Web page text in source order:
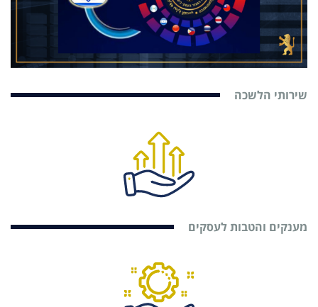
שירותי הלשכה
מענקים והטבות לעסקים